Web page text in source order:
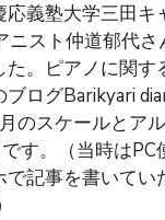
義塾大学三田キ
ニスト仲道郁代
た。ピアノに関す
ブログBarikyari
のスケールとア
す。（当時はPC
で記事を書いてい